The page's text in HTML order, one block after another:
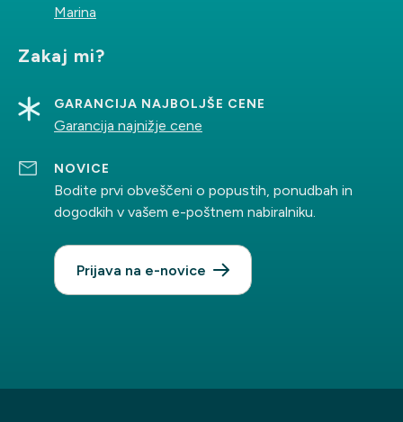
Marina
Zakaj mi?
GARANCIJA NAJBOLJŠE CENE
Garancija najnižje cene
NOVICE
Bodite prvi obveščeni o popustih, ponudbah in
dogodkih v vašem e-poštnem nabiralniku.
Prijava na e-novice